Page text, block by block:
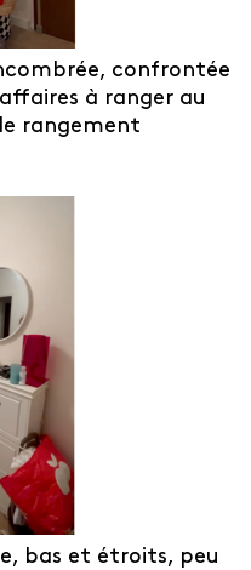
confrontée
à ranger au
rangement
bas et étroits, peu